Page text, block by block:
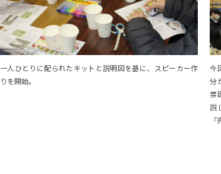
一人ひとりに配られたキットと説明図を基に、スピーカー作
りを開始。
今
分
雰
説